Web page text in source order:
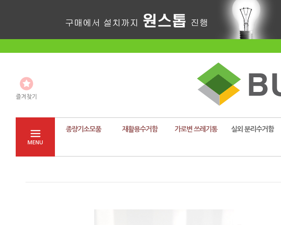
즐겨찾기
MENU
종량기소모품 재활용수거함 가로변 쓰레기통 실외 분리수거함